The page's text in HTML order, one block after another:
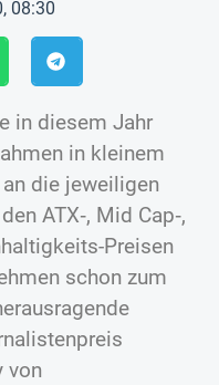
08:30
in diesem Jahr
in kleinem
die jeweiligen
ATX‑, Mid Cap‑,
Preisen
schon zum
von